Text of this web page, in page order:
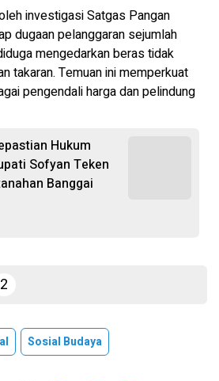
investigasi Satgas Pangan
dugaan pelanggaran sejumlah
mengedarkan beras tidak
takaran. Temuan ini memperkuat
pengendali harga dan pelindung
Hukum
Sofyan Teken
Banggai
2
Sosial Budaya